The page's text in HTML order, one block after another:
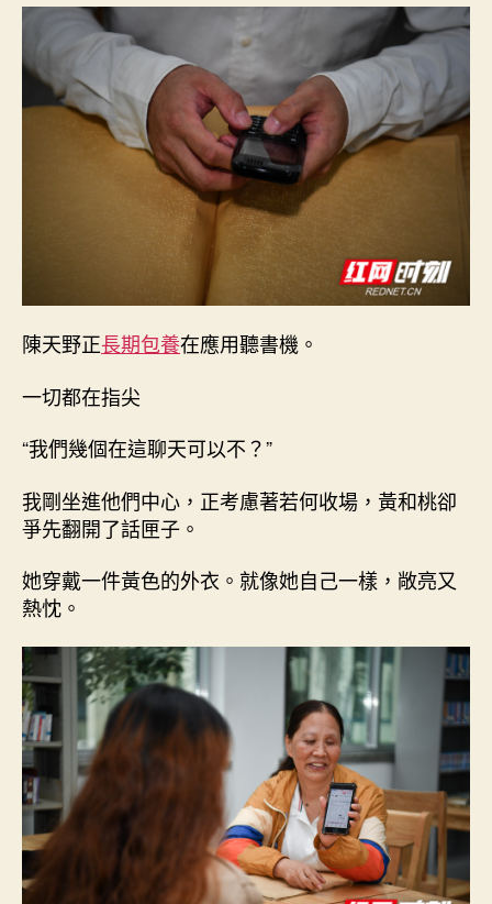
陳天野正長期包養在應用聽書機。
一切都在指尖
“我們幾個在這聊天可以不？”
我剛坐進他們中心，正考慮著若何收場，黃和桃卻
爭先翻開了話匣子。
她穿戴一件黃色的外衣。就像她自己一樣，敞亮又
熱忱。